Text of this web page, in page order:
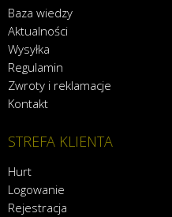
Baza wiedzy
Aktualności
Wysyłka
Regulamin
Zwroty i reklamacje
Kontakt
STREFA KLIENTA
Hurt
Logowanie
Rejestracja